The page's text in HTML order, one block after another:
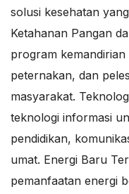
solusi kesehatan
Ketahanan Pangan
program
peternakan, dan
masyarakat.
teknologi informasi
pendidikan,
umat. Energi Baru
pemanfaatan energi